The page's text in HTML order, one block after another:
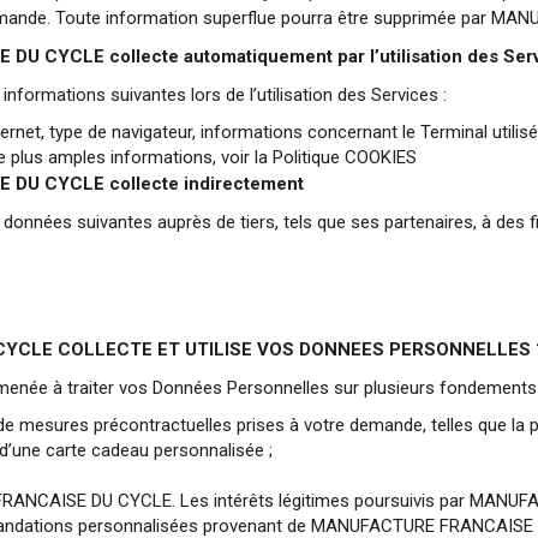
Toute information superflue pourra être supprimée par
DU CYCLE collecte automatiquement par l’utilisation des
informations suivantes lors de l’utilisation des Services :
type de navigateur, informations concernant le Terminal
plus amples informations, voir la Politique COOKIES
DU CYCLE collecte indirectement
données suivantes auprès de tiers, tels que ses partenaires, à
COLLECTE ET UTILISE VOS DONNEES PERSONNELLES
à traiter vos Données Personnelles sur plusieurs
mesures précontractuelles prises à votre demande, telles que
carte cadeau personnalisée ;
DU CYCLE. Les intérêts légitimes poursuivis par
personnalisées provenant de MANUFACTURE FRANCAISE